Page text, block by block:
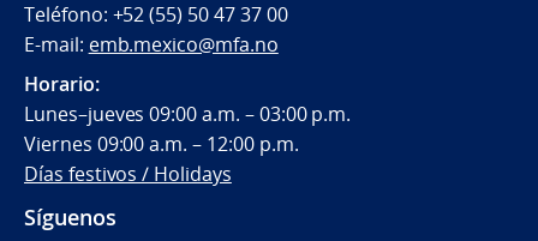
Teléfono: +52 (55) 50 47 37 00
E-mail: emb.mexico@mfa.no
Horario:
Lunes–jueves 09:00 a.m. – 03:00 p.m.
Viernes 09:00 a.m. – 12:00 p.m.
Días festivos / Holidays
Síguenos